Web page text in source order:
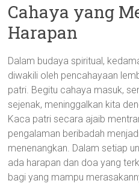
Cahaya yang
Harapan
Dalam budaya spiritual,
diwakili oleh pencahayaan
patri. Begitu cahaya masuk,
sejenak, meninggalkan kita
Kaca patri secara ajaib
pengalaman beribadah
menenangkan. Dalam setiap
ada harapan dan doa yang
bagi yang mampu